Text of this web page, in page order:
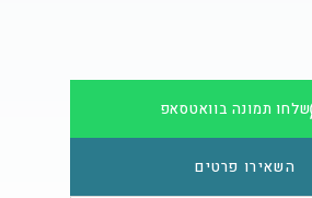
שלחו תמונה בוואטסאפ
השאירו פרטים